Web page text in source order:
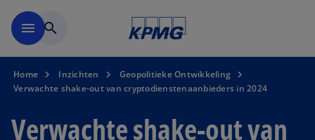
menu search
Home Inzichten
Geopolitieke Ontwikkeling
Verwachte shake-out van cryptodienstenaanbieders in 2024
Verwachte shake-out van